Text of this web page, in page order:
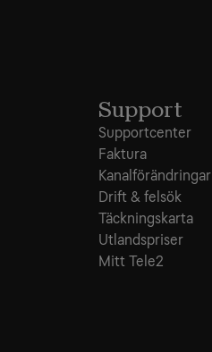
Support
Supportcenter
Faktura
Kanalförändringar
Drift & felsök
Täckningskarta
Utlandspriser
Mitt Tele2